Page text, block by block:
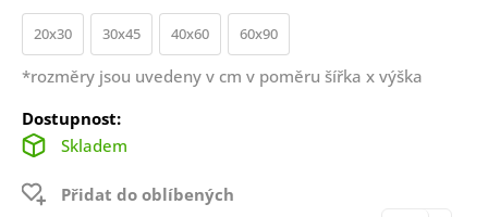
20x30 30x45 40x60 60x90
*rozměry jsou uvedeny v cm v poměru šířka x výška
Dostupnost:
Skladem
Přidat do oblíbených